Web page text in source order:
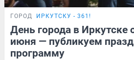
ГОРОД ИРКУТСКУ - 361!
День города в Иркутске
июня — публикуем
программу